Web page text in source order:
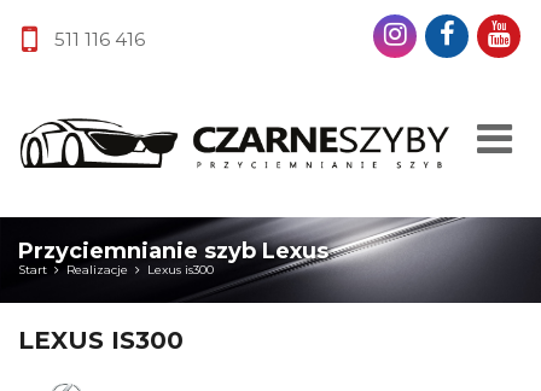
511 116 416
Przyciemnianie szyb Lexus
Start Realizacje Lexus is300
LEXUS IS300